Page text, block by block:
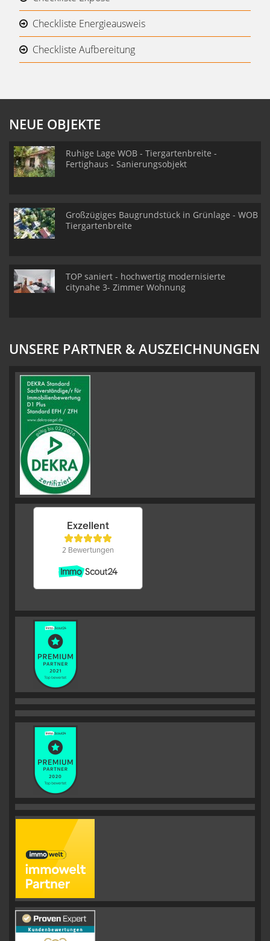
Checkliste Energieausweis
Checkliste Aufbereitung
NEUE OBJEKTE
Ruhige Lage WOB - Tiergartenbreite -
Fertighaus - Sanierungsobjekt
Großzügiges Baugrundstück in Grünlage - WOB
Tiergartenbreite
TOP saniert - hochwertig modernisierte
citynahe 3- Zimmer Wohnung
UNSERE PARTNER & AUSZEICHNUNGEN